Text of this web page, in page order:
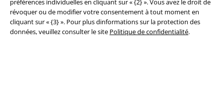
préférences individuelles en cliquant sur « {2} ». Vous avez le droit de
révoquer ou de modifier votre consentement à tout moment en
cliquant sur « {3} ». Pour plus dinformations sur la protection des
données, veuillez consulter le site Politique de confidentialité.
Éditeur
Clauses de confidentialité